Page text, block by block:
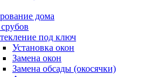
дома
под ключ
Установка окон
Замена окон
Замена обсады (окосячки)